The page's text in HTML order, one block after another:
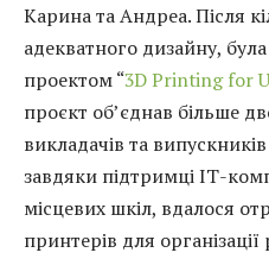
Карина та Андреа. Після
адекватного дизайну,
проектом “3D Printing for
проєкт об’єднав більше
викладачів та
завдяки підтримці ІТ-
місцевих шкіл, вдалося
принтерів для